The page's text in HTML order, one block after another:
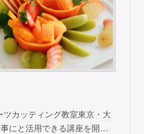
カッティング教室東京・大
にと活用できる講座を開…